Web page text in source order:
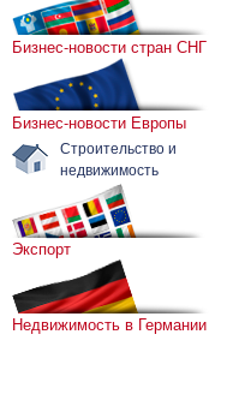
Бизнес-новости стран СНГ
Бизнес-новости Европы
Строительство и
недвижимость
Экспорт
Недвижимость в Германии